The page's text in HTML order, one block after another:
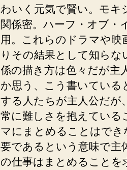
わいく元気で賢い。モキ
関係密。ハーフ・オブ・
用。これらのドラマや映
りその結果として知ら
係の描き方は色々だが主
か思う、こう書いている
する人たちが主人公だが
常に難しさを抱えてい
マにまとめることはで
要であるという意味で主
の仕事はまとめることを